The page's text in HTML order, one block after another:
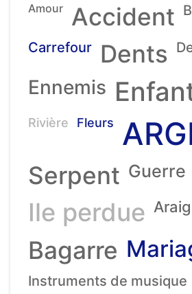
Amour Accident
Carrefour Dents
Ennemis
Rivière Fleurs
Serpent Guerre
Ile perdue
Bagarre
Instruments de musique